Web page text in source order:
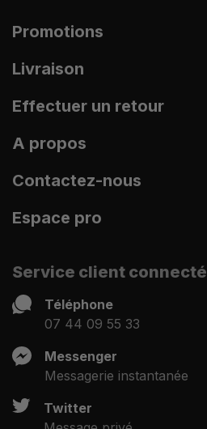
Promotions
Livraison
Effectuer un retour
A propos
Contactez-nous
Espace pro
Service client connecté
Téléphone
07 44 09 55 33
Messenger
Messagerie instantanée
Twitter